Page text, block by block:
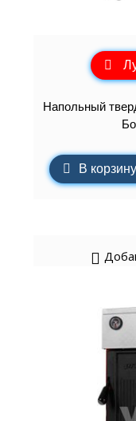
Напольный
В корзину